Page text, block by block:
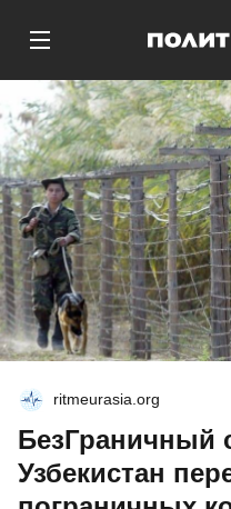
ritmeurasia.org
БезГраничный
Узбекистан